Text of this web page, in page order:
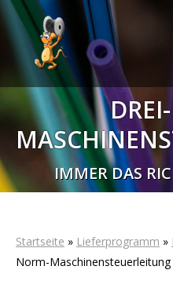
IMMER DAS
Sie
Startseite » Lieferprogramm »
Norm-Maschinensteuerleitung